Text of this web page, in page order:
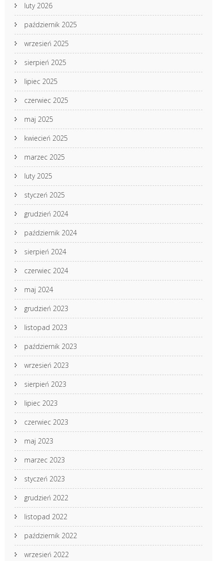
luty 2026
październik 2025
wrzesień 2025
sierpień 2025
lipiec 2025
czerwiec 2025
maj 2025
kwiecień 2025
marzec 2025
luty 2025
styczeń 2025
grudzień 2024
październik 2024
sierpień 2024
czerwiec 2024
maj 2024
grudzień 2023
listopad 2023
październik 2023
wrzesień 2023
sierpień 2023
lipiec 2023
czerwiec 2023
maj 2023
marzec 2023
styczeń 2023
grudzień 2022
listopad 2022
październik 2022
wrzesień 2022